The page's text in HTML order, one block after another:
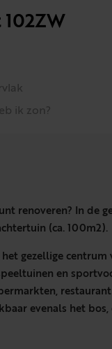
102ZW
ik zon?
renoveren? In de
(ca. 100m2).
gezellige centrum
en
restaurant
evenals het